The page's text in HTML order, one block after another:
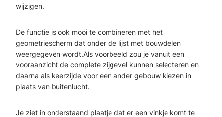
wijzigen.
De functie is ook mooi te combineren met het
geometriescherm dat onder de lijst met bouwdelen
weergegeven wordt.Als voorbeeld zou je vanuit een
vooraanzicht de complete zijgevel kunnen selecteren en
daarna als keerzijde voor een ander gebouw kiezen in
plaats van buitenlucht.
Je ziet in onderstaand plaatje dat er een vinkje komt te